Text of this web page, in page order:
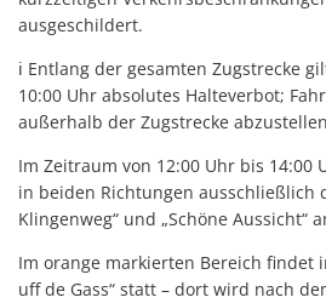
ausgeschildert.
ℹ️ Entlang der gesamten Zugstrecke
10:00 Uhr absolutes Halteverbot;
außerhalb der Zugstrecke
Im Zeitraum von 12:00 Uhr bis 14:00
in beiden Richtungen ausschließlich
Klingenweg“ und „Schöne Aussicht“
Im orange markierten Bereich findet
uff de Gass“ statt – dort wird nach